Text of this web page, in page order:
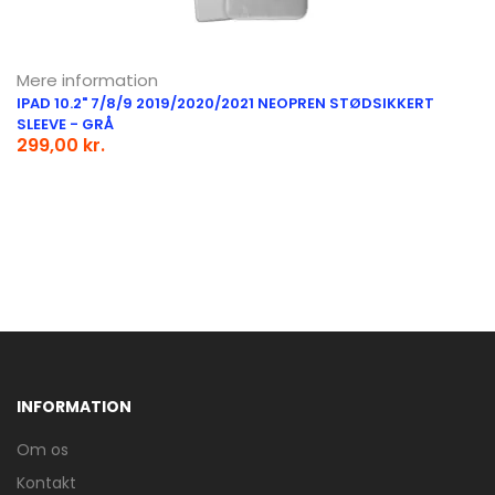
Mere information
IPAD 10.2" 7/8/9 2019/2020/2021 NEOPREN STØDSIKKERT
SLEEVE - GRÅ
299,00 kr.
INFORMATION
Om os
Kontakt